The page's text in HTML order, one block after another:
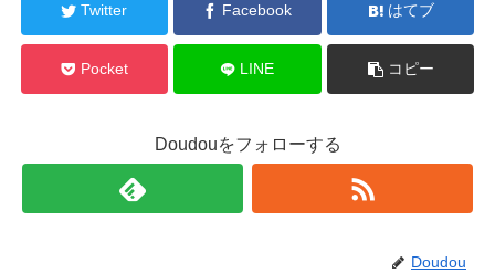
Twitter Facebook はてブ
Pocket LINE コピー
Doudouをフォローする
Doudou